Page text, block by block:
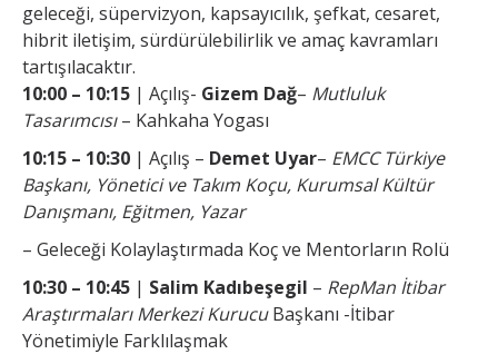
geleceği, süpervizyon, kapsayıcılık, şefkat, cesaret,
hibrit iletişim, sürdürülebilirlik ve amaç kavramları
tartışılacaktır.
10:00 – 10:15 | Açılış- Gizem Dağ– Mutluluk
Tasarımcısı– Kahkaha Yogası
10:15 – 10:30 | Açılış – Demet Uyar– EMCC Türkiye
Başkanı, Yönetici ve Takım Koçu, Kurumsal Kültür
Danışmanı, Eğitmen, Yazar
– Geleceği Kolaylaştırmada Koç ve Mentorların Rolü
10:30 – 10:45 | Salim Kadıbeşegil – RepMan İtibar
Araştırmaları Merkezi KurucuBaşkanı -İtibar
Yönetimiyle Farklılaşmak